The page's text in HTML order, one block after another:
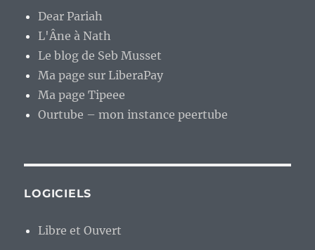
Dear Pariah
L'Âne à Nath
Le blog de Seb Musset
Ma page sur LiberaPay
Ma page Tipeee
Ourtube – mon instance peertube
LOGICIELS
Libre et Ouvert